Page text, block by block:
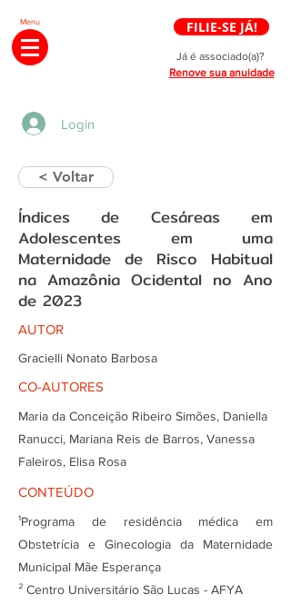
Menu FILIE-SE JÁ!
Já é associado(a)?
Renove sua anuidade
Login
< Voltar
Índices de Cesáreas em
Adolescentes em uma
Maternidade de Risco Habitual
na Amazônia Ocidental no Ano
de 2023
AUTOR
Gracielli Nonato Barbosa
CO-AUTORES
Maria da Conceição Ribeiro Simões, Daniella
Ranucci, Mariana Reis de Barros, Vanessa
Faleiros, Elisa Rosa
CONTEÚDO
¹Programa de residência médica em
Obstetrícia e Ginecologia da Maternidade
Municipal Mãe Esperança
² Centro Universitário São Lucas - AFYA